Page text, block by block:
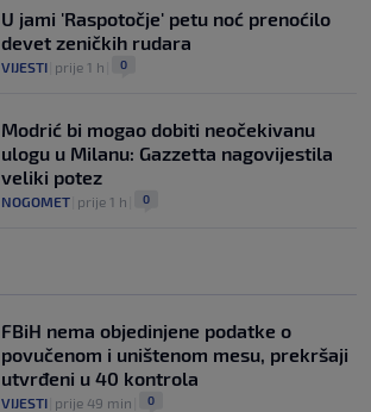
U jami 'Raspotočje' petu noć prenoćilo
devet zeničkih rudara
VIJESTI prije 1 h 0
Modrić bi mogao dobiti neočekivanu
ulogu u Milanu: Gazzetta nagovijestila
veliki potez
NOGOMET prije 1 h 0
FBiH nema objedinjene podatke o
povučenom i uništenom mesu, prekršaji
utvrđeni u 40 kontrola
VIJESTI prije 49 min 0